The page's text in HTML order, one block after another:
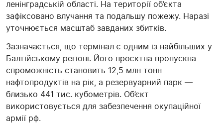
ленінградській області. На території об’єкта
зафіксовано влучання та подальшу пожежу. Наразі
уточнюється масштаб завданих збитків.
Зазначається, що термінал є одним із найбільших у
Балтійському регіоні. Його проєктна пропускна
спроможність становить 12,5 млн тонн
нафтопродуктів на рік, а резервуарний парк —
близько 441 тис. кубометрів. Об’єкт
використовується для забезпечення окупаційної
армії рф.